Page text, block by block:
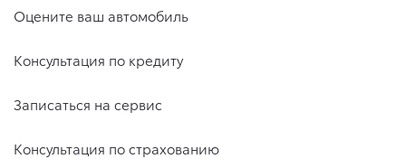
Оцените ваш автомобиль
Консультация по кредиту
Записаться на сервис
Консультация по страхованию